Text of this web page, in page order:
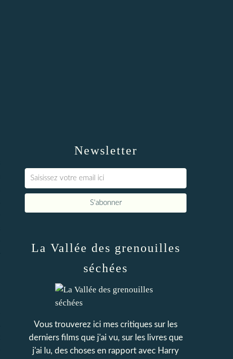
Newsletter
La Vallée des grenouilles
séchées
Vous trouverez ici mes critiques sur les
derniers films que j'ai vu, sur les livres que
j'ai lu, des choses en rapport avec Harry